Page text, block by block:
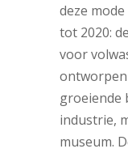
deze
tot 2020:
voor
groeiende
industrie,
museum.